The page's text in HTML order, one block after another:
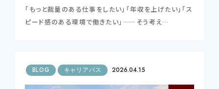
「もっと裁量のある仕事をしたい」「年収を上げたい」「ス
ピード感のある環境で働きたい」——そう考え…
BLOG キャリアパス 2026.04.15